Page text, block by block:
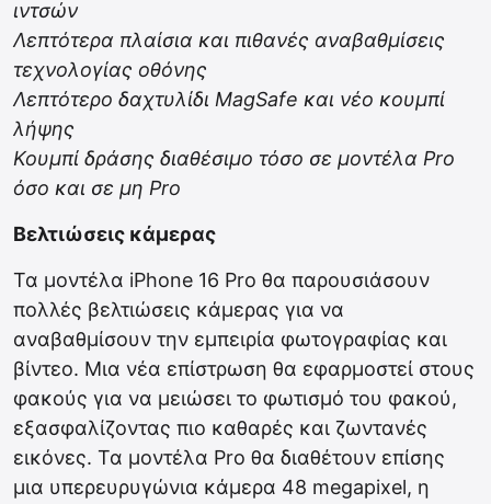
ιντσών
Λεπτότερα πλαίσια και πιθανές αναβαθμίσεις
τεχνολογίας οθόνης
Λεπτότερο δαχτυλίδι MagSafe και νέο κουμπί
λήψης
Κουμπί δράσης διαθέσιμο τόσο σε μοντέλα Pro
όσο και σε μη Pro
Βελτιώσεις κάμερας
Τα μοντέλα iPhone 16 Pro θα παρουσιάσουν
πολλές βελτιώσεις κάμερας για να
αναβαθμίσουν την εμπειρία φωτογραφίας και
βίντεο. Μια νέα επίστρωση θα εφαρμοστεί στους
φακούς για να μειώσει το φωτισμό του φακού,
εξασφαλίζοντας πιο καθαρές και ζωντανές
εικόνες. Τα μοντέλα Pro θα διαθέτουν επίσης
μια υπερευρυγώνια κάμερα 48 megapixel, η